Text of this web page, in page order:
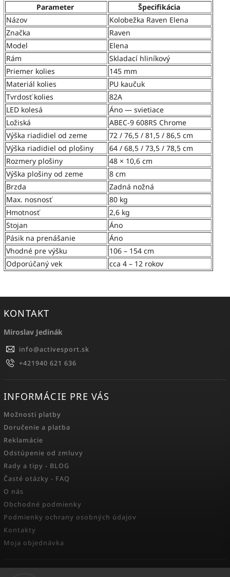
Parameter
Špecifikácia
Názov
Kolobežka Raven Elena
Značka
Raven
Model
Elena
Rám
Skladací hliníkový
Priemer kolies
145 mm
Materiál kolies
PU kaučuk
Tvrdosť kolies
82A
LED kolesá
Áno — svietiace
Ložiská
ABEC-9 608RS Chrome
Výška riadidiel od zeme
72 / 76,5 / 81,5 / 86,5 cm
Výška riadidiel od plošiny
64 / 68,5 / 73,5 / 78,5 cm
Rozmery plošiny
48 × 10,6 cm
Výška plošiny od zeme
8 cm
Brzda
Zadná nožná
Max. nosnosť
80 kg
Hmotnosť
2,6 kg
Stojan
Áno
Pásik na prenášanie
Áno
Vhodné pre výšku
106 – 154 cm
Odporúčaný vek
cca 4 – 12 rokov
KONTAKT
Miroslav Jedinák
info@activesport.sk
+421940 621 636
INFORMÁCIE PRE VÁS
Možnosti platby
Doručenie a platba
Reklamácie
Odstúpenie od zmluvy
Rady a tipy - BLOG
Časté otázky - FAQ
O nás
Obchodné podmienky
Podmienky ochrany osobných údajov
Kontakty
Moja objednávka